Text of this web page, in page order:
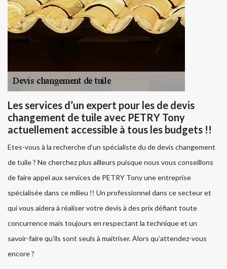
Les services d’un expert pour les de devis
changement de tuile avec PETRY Tony
actuellement accessible à tous les budgets !!
Etes-vous à la recherche d’un spécialiste du de devis changement
de tuile ? Ne cherchez plus ailleurs puisque nous vous conseillons
de faire appel aux services de PETRY Tony une entreprise
spécialisée dans ce milieu !! Un professionnel dans ce secteur et
qui vous aidera à réaliser votre devis à des prix défiant toute
concurrence mais toujours en respectant la technique et un
savoir-faire qu’ils sont seuls à maitriser. Alors qu’attendez-vous
encore ?